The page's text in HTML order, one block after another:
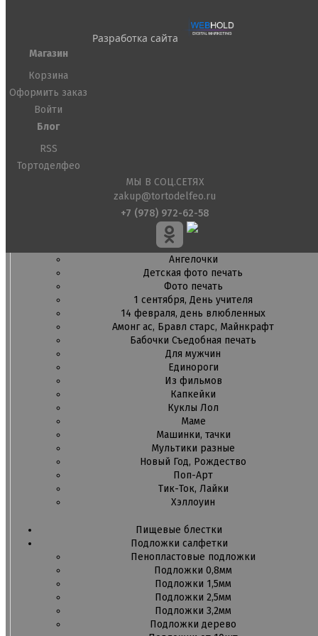
Креманки, Топпинги, Сиропы, Формы для мороженого
Креманки
Оптом товары для кондитеров
Оранжевые красители
ПП Десерты
Пакеты
Пасха
Пищевая печать на принтере
Ангелочки
Детская фото печать
Фото печать
1 сентября, День учителя
14 февраля, день влюбленных
Амонг ас, Бравл старс, Майнкрафт
Бабочки Съедобная печать
Для мужчин
Единороги
Из фильмов
Капкейки
Куклы Лол
Маме
Машинки, тачки
Мультики разные
Новый Год, Рождество
Поп-Арт
Тик-Ток, Лайки
Хэллоуин
Пищевые блестки
Подложки салфетки
Пенопластовые подложки
Подложки 0,8мм
Подложки 1,5мм
Подложки 2,5мм
Подложки 3,2мм
Подложки дерево
Разработка сайта
Магазин
Корзина
Оформить заказ
Войти
Блог
RSS
Тортоделфео
МЫ В СОЦ.СЕТЯХ
zakup@tortodelfeo.ru
+7 (978) 972-62-58